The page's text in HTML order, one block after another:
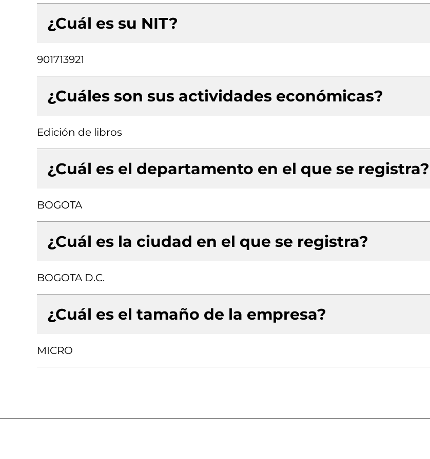
¿Cuál es su NIT?
901713921
¿Cuáles son sus actividades económicas?
Edición de libros
¿Cuál es el departamento en el que se registra?
BOGOTA
¿Cuál es la ciudad en el que se registra?
BOGOTA D.C.
¿Cuál es el tamaño de la empresa?
MICRO